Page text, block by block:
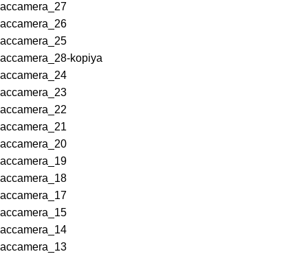
accamera_27
accamera_26
accamera_25
accamera_28-kopiya
accamera_24
accamera_23
accamera_22
accamera_21
accamera_20
accamera_19
accamera_18
accamera_17
accamera_15
accamera_14
accamera_13